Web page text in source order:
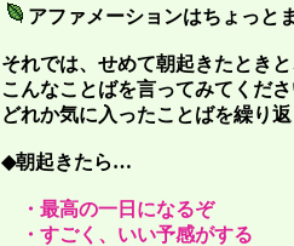
アファメーションはちょっと
それでは、せめて朝起きたとき
こんなことばを言ってみてくだ
どれか気に入ったことばを繰り
◆朝起きたら…
・最高の一日になるぞ
・すごく、いい予感がする